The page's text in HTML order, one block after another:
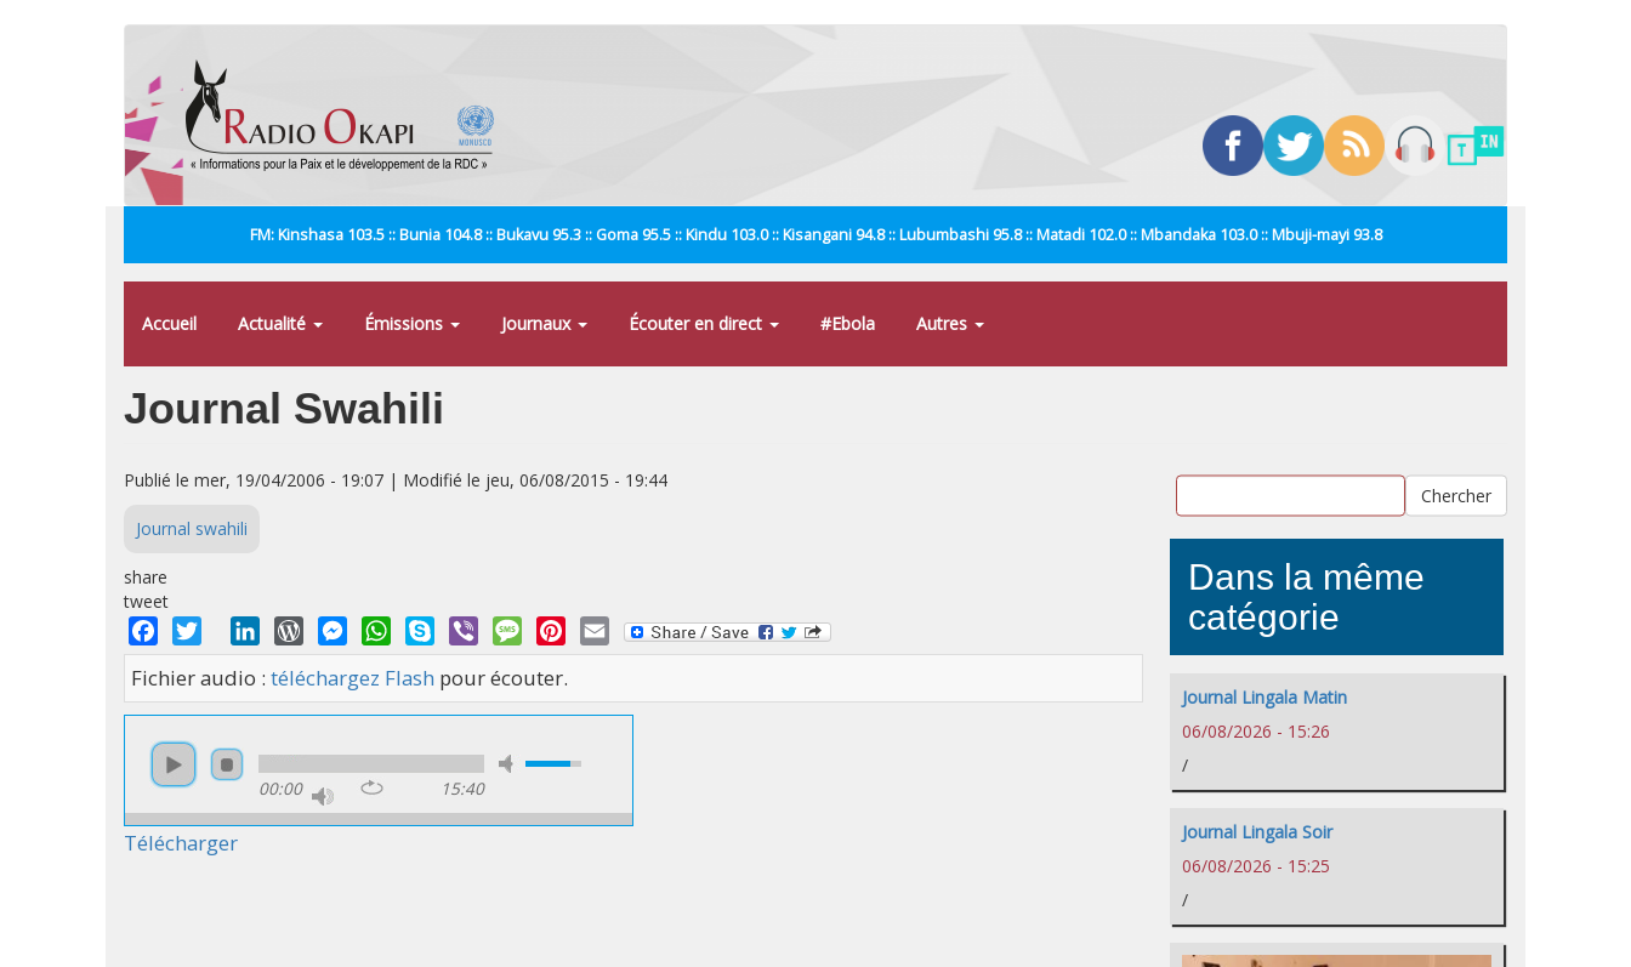
FM: Kinshasa 103.5 :: Bunia 104.8 :: Bukavu 95.3 :: Goma 95.5 :: Kindu 103.0 :: Kisangani 94.8 :: Lubumbashi 95.8 :: Matadi 102.0 :: Mbandaka 103.0 :: Mbuji-mayi 93.8
Accueil Actualité Émissions Journaux Écouter en direct #Ebola Autres
Journal Swahili
Publié le mer, 19/04/2006 - 19:07 | Modifié le jeu, 06/08/2015 - 19:44
Journal swahili
share
tweet
Facebook
Twitter LinkedInWordPressMessengerWhatsApp
Skype Viber MessagePinterest
Email
Fichier audio : téléchargez Flash pour écouter.
00:00 15:40
Télécharger
Chercher
Dans la même
catégorie
Journal Lingala Matin
06/08/2026 - 15:26
/
Journal Lingala Soir
06/08/2026 - 15:25
/